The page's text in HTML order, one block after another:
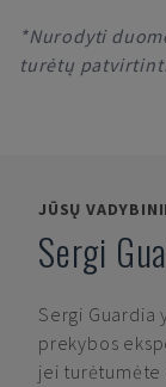
*Nurodyti
turėtų
JŪSŲ
Sergi
Sergi Guardia
prekybos
jei turėtumėte